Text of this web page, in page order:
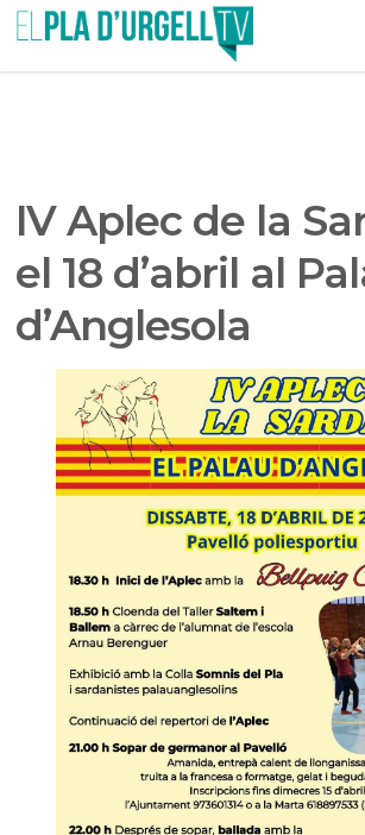
IV Aplec de la
el 18 d’abril al
d’Anglesola